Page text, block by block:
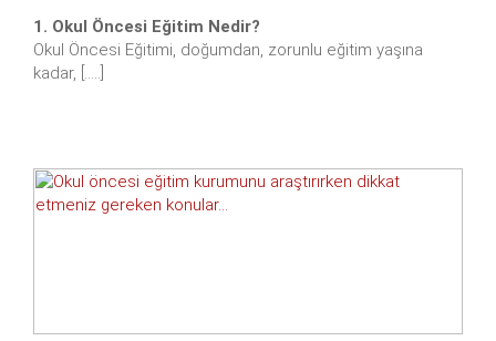
1. Okul Öncesi Eğitim Nedir?
Okul Öncesi Eğitimi, doğumdan, zorunlu eğitim yaşına
kadar, [.....]